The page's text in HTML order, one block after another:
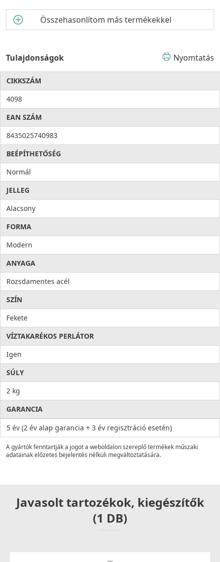
Összehasonlítom más termékekkel
Tulajdonságok Nyomtatás
CIKKSZÁM
4098
EAN SZÁM
8435025740983
BEÉPÍTHETŐSÉG
Normál
JELLEG
Alacsony
FORMA
Modern
ANYAGA
Rozsdamentes acél
SZÍN
Fekete
VÍZTAKARÉKOS PERLÁTOR
Igen
SÚLY
2 kg
GARANCIA
5 év (2 év alap garancia + 3 év regisztráció esetén)
A gyártók fenntartják a jogot a weboldalon szereplő termékek műszaki
adatainak előzetes bejelentés nélküli megváltoztatására.
Javasolt tartozékok, kiegészítők
(1 DB)